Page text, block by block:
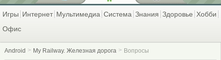
Игры Интернет Мультимедиа Система Знания Здоровье Хобби
Офис
Android My Railway. Железная дорога Вопросы